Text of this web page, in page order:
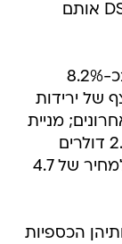
של קווים דיגיטליים- DSL למודמי ה-DSL אותם
עוד בולטות מניית אורכית שמטפסת בכ-8.2%
רצף של ירידות
מניית
ווקלטק מאבד כ-8.6% למחיר של כ-2.1 דולרים
ומניית גילת לוויינים שיורדת בכ-5.8% למחיר של 4.7
הכספיות